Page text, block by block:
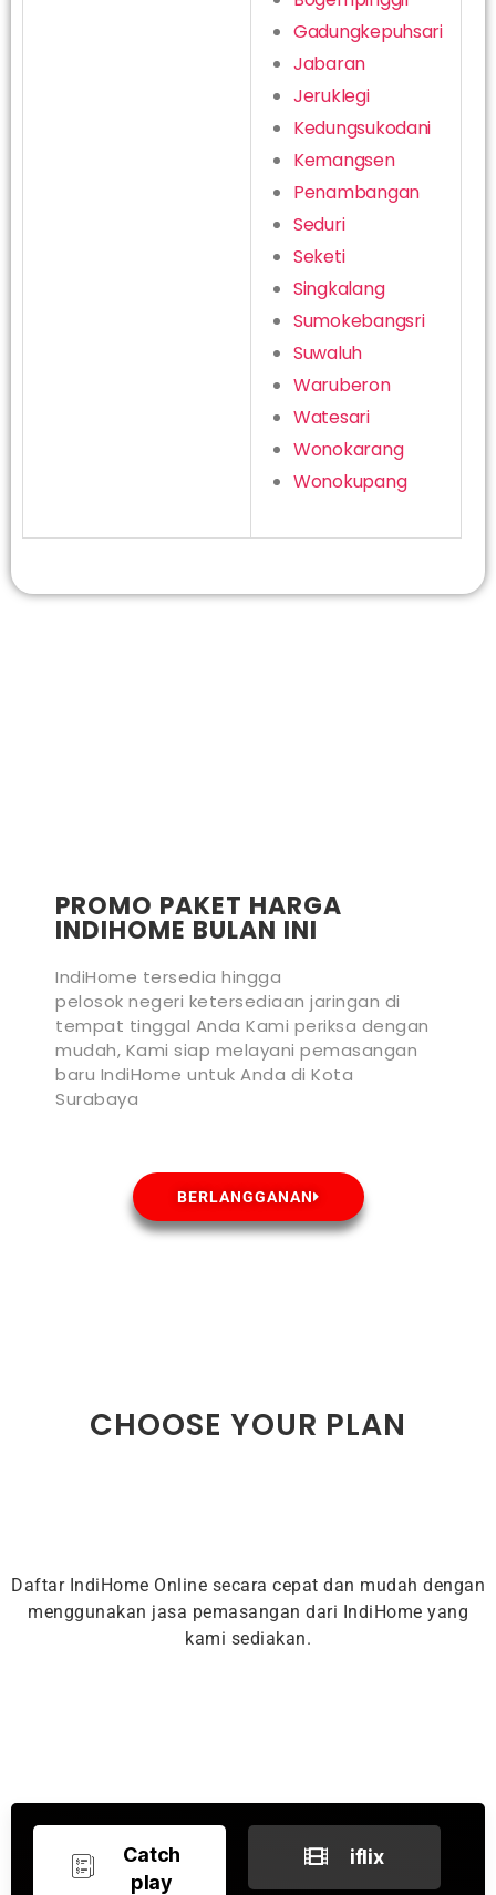
Gadungkepuhsari
Jabaran
Jeruklegi
Kedungsukodani
Kemangsen
Penambangan
Seduri
Seketi
Singkalang
Sumokebangsri
Suwaluh
Waruberon
Watesari
Wonokarang
Wonokupang
PROMO PAKET HARGA
INDIHOME BULAN INI
IndiHome tersedia hingga
pelosok negeri ketersediaan jaringan di
tempat tinggal Anda Kami periksa dengan
mudah, Kami siap melayani pemasangan
baru IndiHome untuk Anda di Kota
Surabaya
BERLANGGANAN
CHOOSE YOUR PLAN
Daftar IndiHome Online secara cepat dan mudah dengan
menggunakan jasa pemasangan dari IndiHome yang
kami sediakan.
Catch
play
iflix